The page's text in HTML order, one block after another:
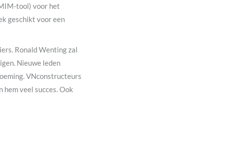
tool) voor het
geschikt voor een
Ronald Wenting zal
Nieuwe leden
VNconstructeurs
veel succes. Ook